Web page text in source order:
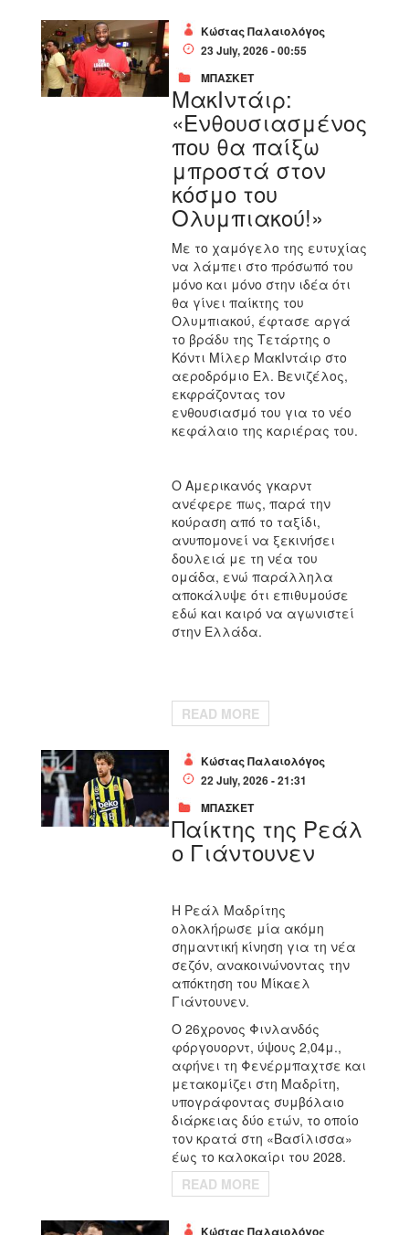
Κώστας Παλαιολόγος
23 July, 2026 - 00:55
ΜΠΑΣΚΕΤ
ΜακΙντάιρ:
«Ενθουσιασμένος
που θα παίξω
μπροστά στον
κόσμο του
Ολυμπιακού!»
Με το χαμόγελο της ευτυχίας
να λάμπει στο πρόσωπό του
μόνο και μόνο στην ιδέα ότι
θα γίνει παίκτης του
Ολυμπιακού, έφτασε αργά
το βράδυ της Τετάρτης ο
Κόντι Μίλερ ΜακΙντάιρ στο
αεροδρόμιο Ελ. Βενιζέλος,
εκφράζοντας τον
ενθουσιασμό του για το νέο
κεφάλαιο της καριέρας του.
Ο Αμερικανός γκαρντ
ανέφερε πως, παρά την
κούραση από το ταξίδι,
ανυπομονεί να ξεκινήσει
δουλειά με τη νέα του
ομάδα, ενώ παράλληλα
αποκάλυψε ότι επιθυμούσε
εδώ και καιρό να αγωνιστεί
στην Ελλάδα.
READ MORE
Κώστας Παλαιολόγος
22 July, 2026 - 21:31
ΜΠΑΣΚΕΤ
Παίκτης της Ρεάλ
ο Γιάντουνεν
Η Ρεάλ Μαδρίτης
ολοκλήρωσε μία ακόμη
σημαντική κίνηση για τη νέα
σεζόν, ανακοινώνοντας την
απόκτηση του Μίκαελ
Γιάντουνεν.
Ο 26χρονος Φινλανδός
φόργουορντ, ύψους 2,04μ.,
αφήνει τη Φενέρμπαχτσε και
μετακομίζει στη Μαδρίτη,
υπογράφοντας συμβόλαιο
διάρκειας δύο ετών, το οποίο
τον κρατά στη «Βασίλισσα»
έως το καλοκαίρι του 2028.
READ MORE
Κώστας Παλαιολόγος